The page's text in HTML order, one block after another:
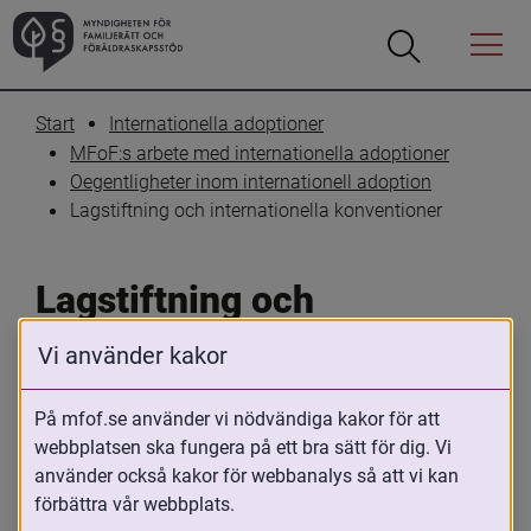
Öppna
Öppna
Menyn
Start
Internationella adoptioner
MFoF:s arbete med internationella adoptioner
Oegentligheter inom internationell adoption
Lagstiftning och internationella konventioner
Lagstiftning och
internationella
konventioner
Skriv ut Dela
Internationella adoptioner har pågått till
Vi använder kakor
På mfof.se använder vi nödvändiga kakor för att
webbplatsen ska fungera på ett bra sätt för dig. Vi
använder också kakor för webbanalys så att vi kan
förbättra vår webbplats.